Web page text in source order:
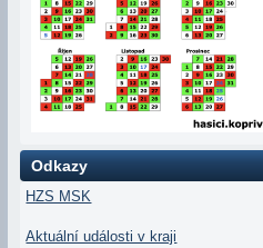
Odkazy
HZS MSK
Aktuální události v kraji